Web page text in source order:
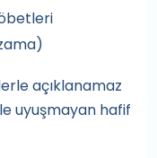
açıklanamaz
uyuşmayan hafif